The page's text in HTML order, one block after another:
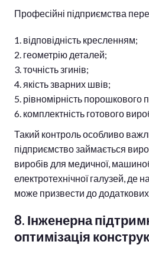
Професійні підприємства
відповідність кресленням;
геометрію деталей;
точність згинів;
якість зварних швів;
рівномірність порошкового
комплектність готового
Такий контроль особливо
підприємство займається
виробів для медичної,
електротехнічної галузей, де
може призвести до
8. Інженерна
оптимізація